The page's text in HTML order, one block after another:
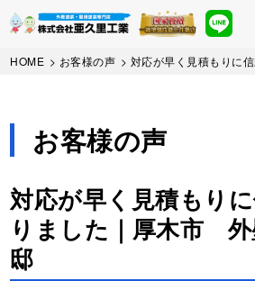
SkipHOME > お客様の声 > 対応が早く見積もりに
お客様の声
対応が早く見積もり
りました｜厚木市
邸Before